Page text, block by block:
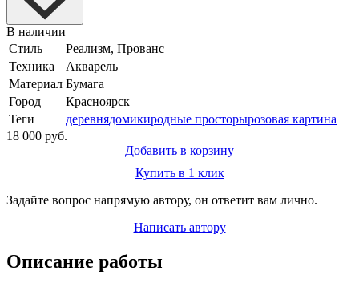
В наличии
Стиль
Реализм, Прованс
Техника
Акварель
Материал Бумага
Город
Красноярск
Теги
деревнядомикиродные просторырозовая картина
18 000 руб.
Добавить в корзину
Купить в 1 клик
Задайте вопрос напрямую автору, он ответит вам лично.
Написать автору
Описание работы